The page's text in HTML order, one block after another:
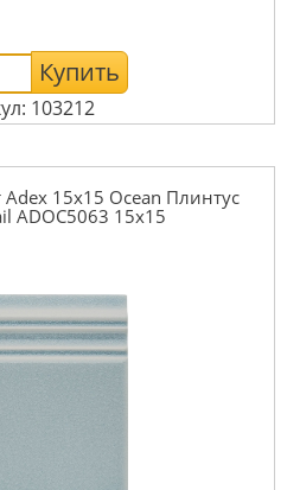
Купить
103212
15x15 Ocean Плинтус
ADOC5063 15x15